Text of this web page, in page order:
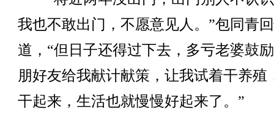
我也不敢出门，不愿意见人。”包同青
道，“但日子还得过下去，多亏老婆鼓
朋好友给我献计献策，让我试着干养殖
干起来，生活也就慢慢好起来了。”